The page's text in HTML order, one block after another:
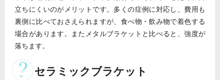
立ちにくいのがメリットです。多くの症例に対応し、費用も
裏側に比べておさえられますが、食べ物・飲み物で着色する
場合があります。またメタルブラケットと比べると、強度が
落ちます。
セラミックブラケット